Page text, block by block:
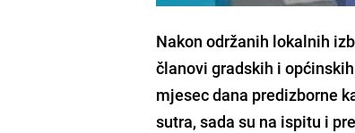
Nakon održanih lokalnih
članovi gradskih i
mjesec dana predizborne
sutra, sada su na ispitu i